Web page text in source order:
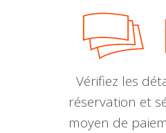
Vérifiez les
réservation et
moyen de